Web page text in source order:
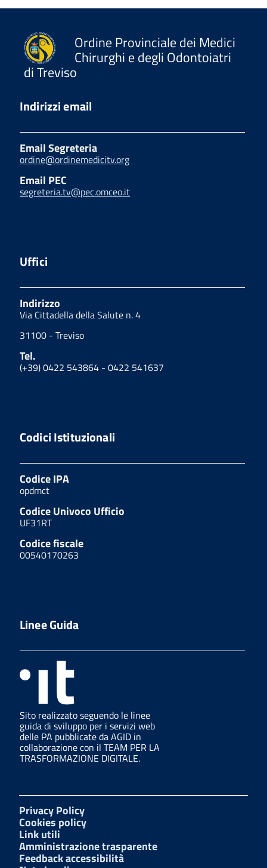
Ordine Provinciale dei Medici
Chirurghi e degli Odontoiatri
di Treviso
Indirizzi email
Email Segreteria
ordine@ordinemedicitv.org
Email PEC
segreteria.tv@pec.omceo.it
Uffici
Indirizzo
Via Cittadella della Salute n. 4
31100 - Treviso
Tel.
(+39) 0422 543864 - 0422 541637
Codici Istituzionali
Codice IPA
opdmct
Codice Univoco Ufficio
UF31RT
Codice fiscale
00540170263
Linee Guida
Sito realizzato seguendo le linee
guida di sviluppo per i servizi web
delle PA pubblicate da AGID in
collaborazione con il TEAM PER LA
TRASFORMAZIONE DIGITALE.
Privacy Policy
Cookies policy
Link utili
Amministrazione trasparente
Feedback accessibilità